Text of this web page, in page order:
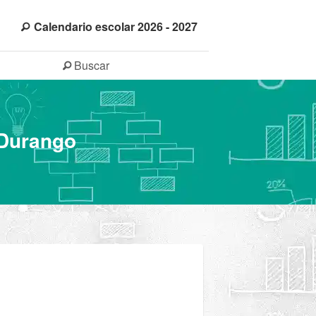
Calendario escolar 2026 - 2027
Buscar